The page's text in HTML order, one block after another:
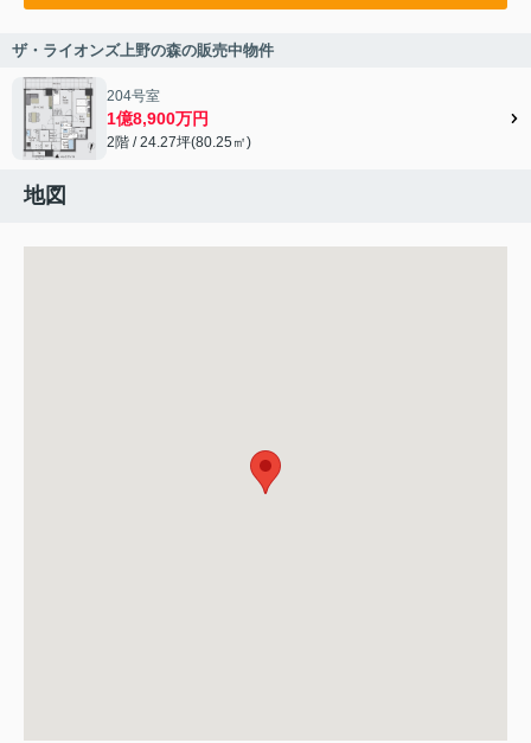
ザ・ライオンズ上野の森の販売中物件
204号室
1億8,900万円
2階 / 24.27坪(80.25㎡)
地図